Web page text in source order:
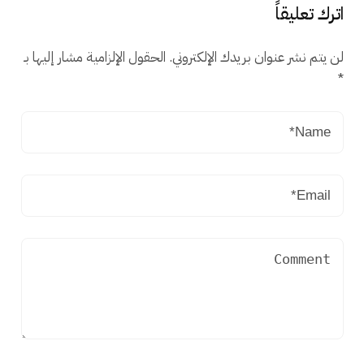
اترك تعليقاً
لن يتم نشر عنوان بريدك الإلكتروني. الحقول الإلزامية مشار إليها بـ
*